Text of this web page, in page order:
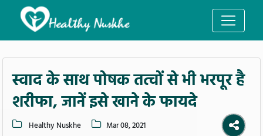
स्वाद के साथ पोषक तत्वों से भी भरपूर है
शरीफा, जानें इसे खाने के फायदे
Healthy Nuskhe Mar 08, 2021